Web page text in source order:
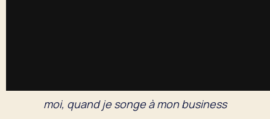
moi, quand je songe à mon business